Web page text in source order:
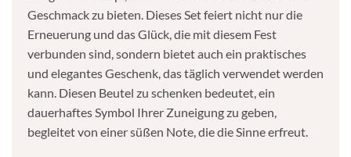
Geschmack zu bieten. Dieses Set feiert nicht nur die
Erneuerung und das Glück, die mit diesem Fest
verbunden sind, sondern bietet auch ein praktisches
und elegantes Geschenk, das täglich verwendet werden
kann. Diesen Beutel zu schenken bedeutet, ein
dauerhaftes Symbol Ihrer Zuneigung zu geben,
begleitet von einer süßen Note, die die Sinne erfreut.